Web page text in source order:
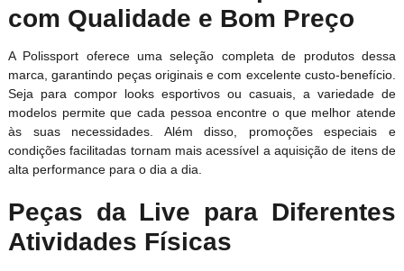
com Qualidade e Bom Preço
A Polissport oferece uma seleção completa de produtos dessa
marca, garantindo peças originais e com excelente custo-benefício.
Seja para compor looks esportivos ou casuais, a variedade de
modelos permite que cada pessoa encontre o que melhor atende
às suas necessidades. Além disso, promoções especiais e
condições facilitadas tornam mais acessível a aquisição de itens de
alta performance para o dia a dia.
Peças da Live para Diferentes
Atividades Físicas